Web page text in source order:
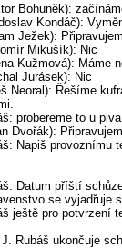
Bohuněk):
Kondáč):
Ježek):
Mikušík): Nic
Kužmová): Máme
Jurásek): Nic
Neoral): Řešíme
probereme to u piva.
Dvořák):
Napiš provoznímu
Datum příští
se vyjadřuje
ještě pro potvrzení
Rubáš ukončuje